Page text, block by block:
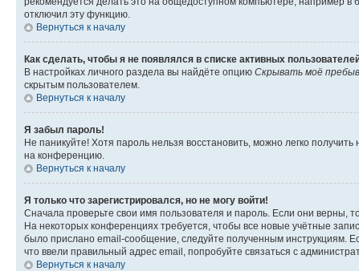
отключил эту функцию.
Вернуться к началу
Как сделать, чтобы я не появлялся в списке активных
В настройках личного раздела вы найдёте опцию Скрывать моё
скрытым пользователем.
Вернуться к началу
Я забыл пароль!
Не паникуйте! Хотя пароль нельзя восстановить, можно легко
на конференцию.
Вернуться к началу
Я только что зарегистрировался, но не могу войти!
Сначала проверьте свои имя пользователя и пароль. Если они верны,
На некоторых конференциях требуется, чтобы все новые учётные
было прислано email-сообщение, следуйте полученным инструкциям.
что ввели правильный адрес email, попробуйте связаться с
Вернуться к началу